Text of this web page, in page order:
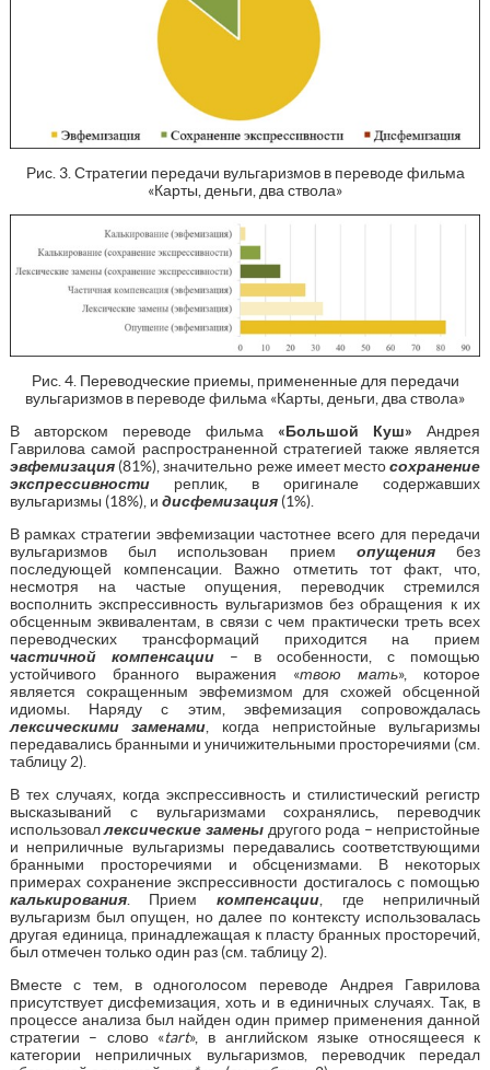
Рис. 3. Стратегии передачи вульгаризмов в переводе фильма
«Карты, деньги, два ствола»
Рис. 4. Переводческие приемы, примененные для передачи
вульгаризмов в переводе фильма «Карты, деньги, два ствола»
В авторском переводе фильма «Большой Куш» Андрея
Гаврилова самой распространенной стратегией также является
эвфемизация(81%), значительно реже имеет местосохранение
экспрессивностиреплик, в оригинале содержавших
вульгаризмы (18%), и дисфемизация(1%).
В рамках стратегии эвфемизации частотнее всего для передачи
вульгаризмов был использован прием опущениябез
последующей компенсации. Важно отметить тот факт, что,
несмотря на частые опущения, переводчик стремился
восполнить экспрессивность вульгаризмов без обращения к их
обсценным эквивалентам, в связи с чем практически треть всех
переводческих трансформаций приходится на прием
частичной компенсации – в особенности, с помощью
устойчивого бранного выражения «твою мать», которое
является сокращенным эвфемизмом для схожей обсценной
идиомы. Наряду с этим, эвфемизация сопровождалась
лексическими заменами , когда непристойные вульгаризмы
передавались бранными и уничижительными просторечиями (см.
таблицу 2).
В тех случаях, когда экспрессивность и стилистический регистр
высказываний с вульгаризмами сохранялись, переводчик
использоваллексические заменыдругого рода – непристойные
и неприличные вульгаризмы передавались соответствующими
бранными просторечиями и обсценизмами. В некоторых
примерах сохранение экспрессивности достигалось с помощью
калькирования. Прием компенсации , где неприличный
вульгаризм был опущен, но далее по контексту использовалась
другая единица, принадлежащая к пласту бранных просторечий,
был отмечен только один раз (см. таблицу 2).
Вместе с тем, в одноголосом переводе Андрея Гаврилова
присутствует дисфемизация, хоть и в единичных случаях. Так, в
процессе анализа был найден один пример применения данной
стратегии – слово «tart», в английском языке относящееся к
категории неприличных вульгаризмов, переводчик передал